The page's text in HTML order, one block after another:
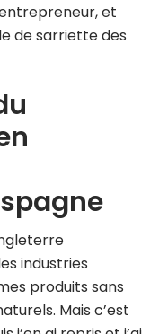
et
de sarriette des
industries
produits sans
Mais c’est